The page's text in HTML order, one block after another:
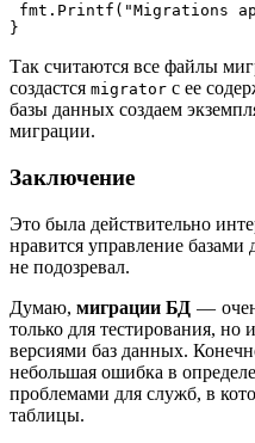
fmt.Printf("Migrations
}
Так считаются все файлы
создастся migrator с ее
базы данных создаем
миграции.
Заключение
Это была действительно
нравится управление
не подозревал.
Думаю, миграции БД —
только для тестирования, но
версиями баз данных.
небольшая ошибка в
проблемами для служб, в
таблицы.